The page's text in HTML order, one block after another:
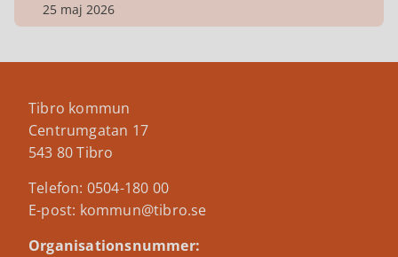
25 maj 2026
Tibro kommun
Centrumgatan 17
543 80 Tibro
Telefon: 0504-180 00
E-post: kommun@tibro.se
Organisationsnummer: